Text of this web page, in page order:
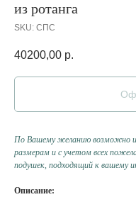
из ротанга
SKU: СПС
40200,00 р.
По Вашему желанию возможно
размерам и с учетом всех
подушек, подходящий к вашему
Описание: